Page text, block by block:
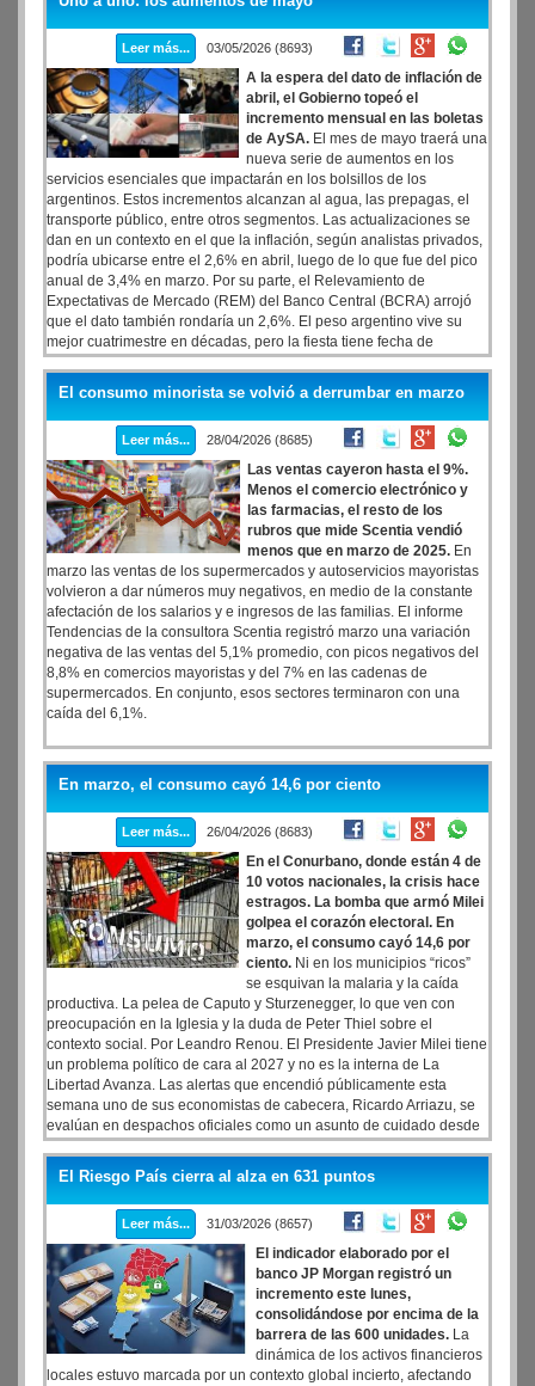
viajes gratis en transporte público si se usaban las aplicaciones. La
apuesta parecía irracional desde lo económico, pero no lo era.
Leer más... 03/05/2026 (8693)
A la espera del dato de inflación de
abril, el Gobierno topeó el
incremento mensual en las boletas
de AySA. El mes de mayo traerá una
nueva serie de aumentos en los
servicios esenciales que impactarán en los bolsillos de los
argentinos. Estos incrementos alcanzan al agua, las prepagas, el
transporte público, entre otros segmentos. Las actualizaciones se
dan en un contexto en el que la inflación, según analistas privados,
podría ubicarse entre el 2,6% en abril, luego de lo que fue del pico
anual de 3,4% en marzo. Por su parte, el Relevamiento de
Expectativas de Mercado (REM) del Banco Central (BCRA) arrojó
que el dato también rondaría un 2,6%. El peso argentino vive su
mejor cuatrimestre en décadas, pero la fiesta tiene fecha de
vencimiento
El consumo minorista se volvió a derrumbar en marzo
Leer más... 28/04/2026 (8685)
Las ventas cayeron hasta el 9%.
Menos el comercio electrónico y
las farmacias, el resto de los
rubros que mide Scentia vendió
menos que en marzo de 2025. En
marzo las ventas de los supermercados y autoservicios mayoristas
volvieron a dar números muy negativos, en medio de la constante
afectación de los salarios y e ingresos de las familias. El informe
Tendencias de la consultora Scentia registró marzo una variación
negativa de las ventas del 5,1% promedio, con picos negativos del
8,8% en comercios mayoristas y del 7% en las cadenas de
supermercados. En conjunto, esos sectores terminaron con una
caída del 6,1%.
En marzo, el consumo cayó 14,6 por ciento
Leer más... 26/04/2026 (8683)
En el Conurbano, donde están 4 de
10 votos nacionales, la crisis hace
estragos. La bomba que armó Milei
golpea el corazón electoral. En
marzo, el consumo cayó 14,6 por
ciento. Ni en los municipios “ricos”
se esquivan la malaria y la caída
productiva. La pelea de Caputo y Sturzenegger, lo que ven con
preocupación en la Iglesia y la duda de Peter Thiel sobre el
contexto social. Por Leandro Renou. El Presidente Javier Milei tiene
un problema político de cara al 2027 y no es la interna de La
Libertad Avanza. Las alertas que encendió públicamente esta
semana uno de sus economistas de cabecera, Ricardo Arriazu, se
evalúan en despachos oficiales como un asunto de cuidado desde
hace meses. Arriazu, un defensor a ultranza del ajuste, aseguró que
va a estallar el desempleo en la provincia de Buenos Aires. Evitó,
por cuestiones naturales, decir que esa crisis es precisamente por
el ajuste de Milei, pero no le erró a la conclusión: los números de la
economía muestran un impacto fuerte de la recesión en la región
donde hay 4 de cada 10 votos nacionales.
El Riesgo País cierra al alza en 631 puntos
Leer más... 31/03/2026 (8657)
El indicador elaborado por el
banco JP Morgan registró un
incremento este lunes,
consolidándose por encima de la
barrera de las 600 unidades. La
dinámica de los activos financieros
locales estuvo marcada por un contexto global incierto, afectando